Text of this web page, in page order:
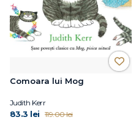
Comoara lui Mog
Judith Kerr
83.3 lei 119.00 lei